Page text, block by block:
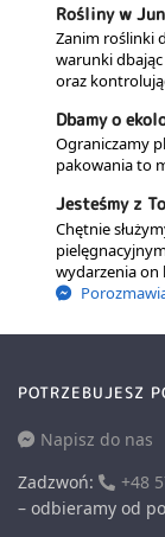
Rośliny w
Zanim roślinki
warunki
oraz
Dbamy o
Ograniczamy
pakowania to
Jesteśmy z
Chętnie
wydarzenia on
POTRZEBUJESZ
Napisz do nas
Zadzwoń:
+48
– odbieramy od